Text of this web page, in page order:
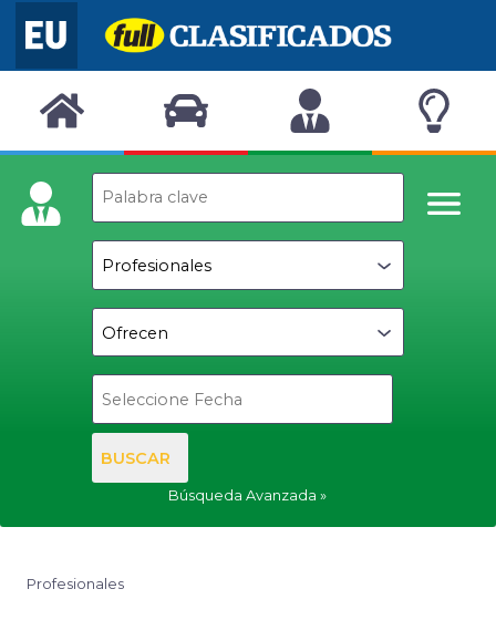
BUSCAR
Búsqueda Avanzada
Profesionales